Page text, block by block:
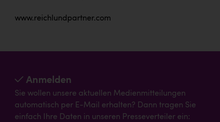
www.reichlundpartner.com
Anmelden
Sie wollen unsere aktuellen Medienmitteilungen
automatisch per E-Mail erhalten? Dann tragen Sie
einfach Ihre Daten in unseren Presseverteiler ein: